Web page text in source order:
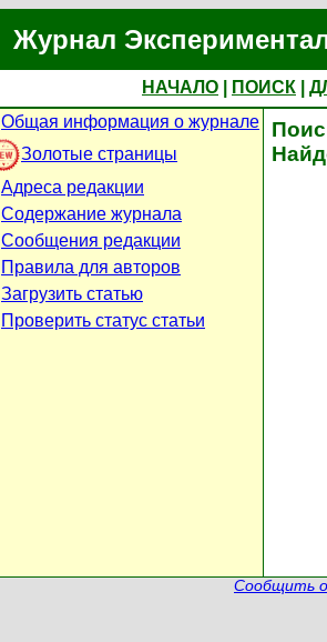
Журнал
НАЧАЛО ПОИСК
Общая информация о журнале
Золотые страницы
Адреса редакции
Содержание журнала
Сообщения редакции
Правила для авторов
Загрузить статью
Проверить статус статьи
Сообщить о